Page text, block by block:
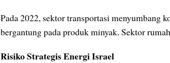
Pada 2022, sektor transportasi menyumbang
bergantung pada produk minyak. Sektor
Risiko Strategis Energi Israel